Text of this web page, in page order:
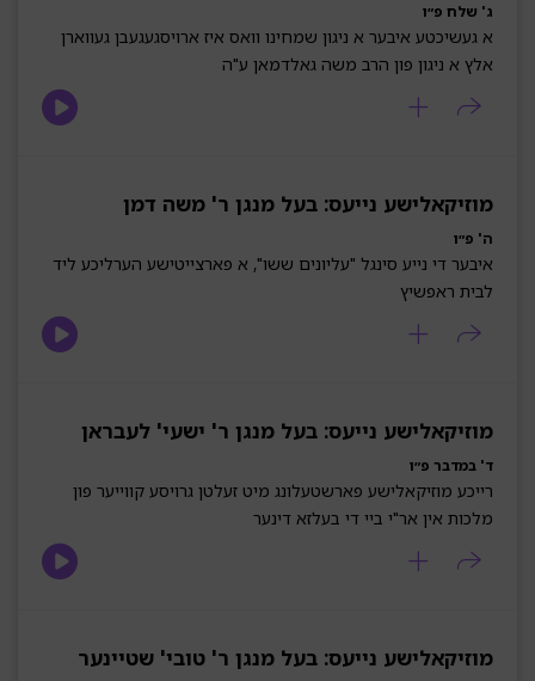
ג' שלח פ״ו
א געשיכטע איבער א ניגון שמחינו וואס איז ארויסגעגעבן געווארן
אלץ א ניגון פון הרב משה גאלדמאן ע"ה
מוזיקאלישע נייעס: בעל מנגן ר' משה דמן
ה' פ״ו
איבער די נייע סינגל "עליונים ששו", א פארצייטישע הערליכע ליד
לבית ראפשיץ
מוזיקאלישע נייעס: בעל מנגן ר' ישעי' לעבראן
ד' במדבר פ״ו
רייכע מוזיקאלישע פארשטעלונג מיט זעלטן גרויסע קווייער פון
מלכות אין אר"י ביי די בעלזא דינער
מוזיקאלישע נייעס: בעל מנגן ר' טובי' שטיינער